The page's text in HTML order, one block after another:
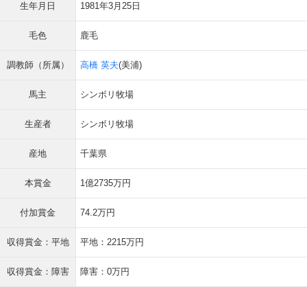
生年月日 1981年3月25日
毛色 鹿毛
調教師（所属） 高橋 英夫(美浦)
馬主 シンボリ牧場
生産者 シンボリ牧場
産地 千葉県
本賞金 1億2735万円
付加賞金 74.2万円
収得賞金：平地 平地：2215万円
収得賞金：障害 障害：0万円